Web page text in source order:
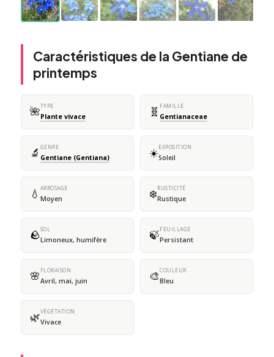
Caractéristiques de la Gentiane de
printemps
🌺TYPE
Plante vivace 🧬 FAMILLE
Gentianaceae
🔬 GENRE
Gentiane (Gentiana) ☀️EXPOSITION
Soleil
💧 ARROSAGE
Moyen ❄️RUSTICITÉ
Rustique
🪨SOL
Limoneux, humifère 🍃FEUILLAGE
Persistant
🌸 FLORAISON
Avril, mai, juin 🎨COULEUR
Bleu
🌿VÉGÉTATION
Vivace